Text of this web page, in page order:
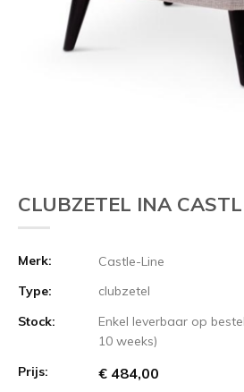
CLUBZETEL INA
Merk:
Castle-Line
Type:
clubzetel
Stock:
Enkel leverbaar op
10 weeks)
Prijs:
€ 484,00